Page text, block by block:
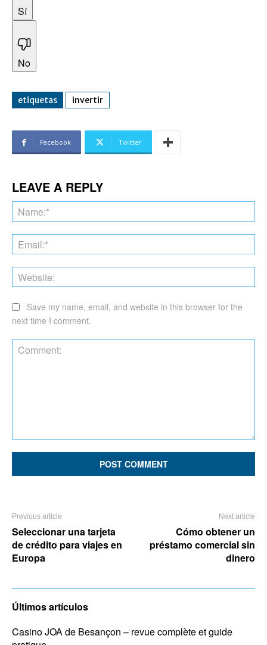
Sí
No
etiquetas invertir
Facebook Twitter
LEAVE A REPLY
Save my name, email, and website in this browser for the
next time I comment.
Previous article
Seleccionar una tarjeta
de crédito para viajes en
Europa
Next article
Cómo obtener un
préstamo comercial sin
dinero
Últimos artículos
Casino JOA de Besançon – revue complète et guide